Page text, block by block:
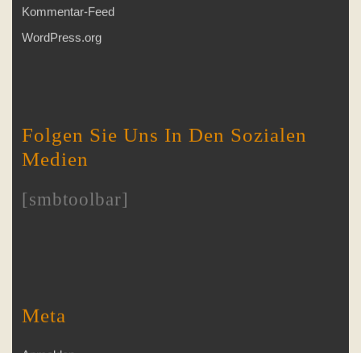
Kommentar-Feed
WordPress.org
Folgen Sie Uns In Den Sozialen
Medien
[smbtoolbar]
Meta